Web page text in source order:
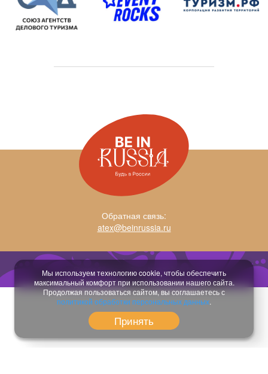
Краснодарский край
Партнёры:
Обратная связь:
atex@beinrussia.ru
Разработка сайта:temeshov.ru
Мы используем технологию cookie, чтобы обеспечить
максимальный комфорт при использовании нашего сайта.
Продолжая пользоваться сайтом, вы соглашаетесь с
политикой обработки персональных данных.
Принять